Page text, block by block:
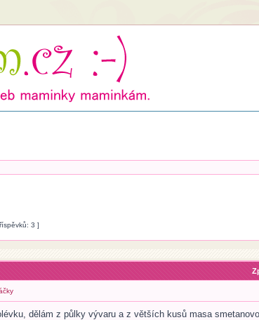
3 ]
dělám z půlky vývaru a z větších kusů masa